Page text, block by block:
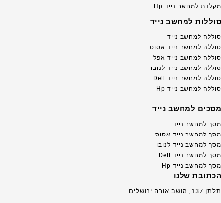
מקלדת למחשב נייד Hp
סוללות למחשב נייד
סוללה למחשב נייד
סוללה למחשב נייד אסוס
סוללה למחשב נייד אפל
סוללה למחשב נייד לנובו
סוללה למחשב נייד Dell
סוללה למחשב נייד Hp
מסכים למחשב נייד
מסך למחשב נייד
מסך למחשב נייד אסוס
מסך למחשב נייד לנובו
מסך למחשב נייד Dell
מסך למחשב נייד Hp
הכתובת שלנו
תלתן 137, מושב אורה ירושלים